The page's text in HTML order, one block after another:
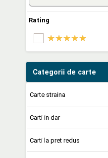
Rating
Categorii de carte
Carte straina
Carti in dar
Carti la pret redus